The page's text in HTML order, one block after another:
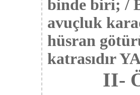
binde biri; /
avuçluk
hüsran
katrasıdır
II-